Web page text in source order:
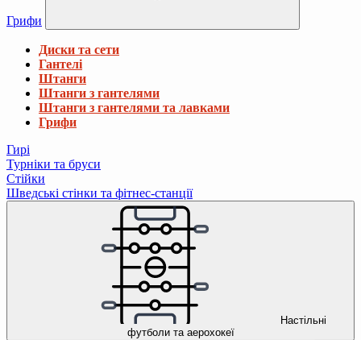
Грифи
Диски та сети
Гантелі
Штанги
Штанги з гантелями
Штанги з гантелями та лавками
Грифи
Гирі
Турніки та бруси
Стійки
Шведські стінки та фітнес-станції
Настільні
футболи та аерохокеї